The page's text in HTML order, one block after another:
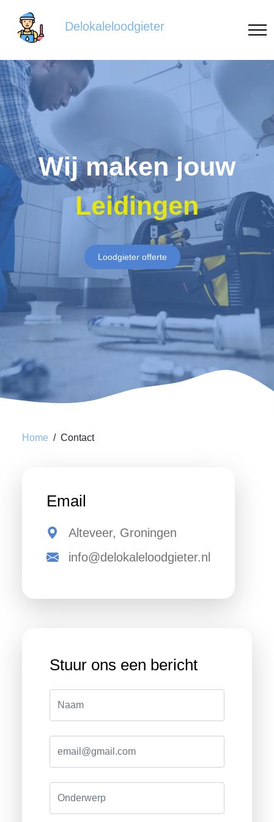
Delokaleloodgieter
Wij maken jouw
Leidingen
Loodgieter offerte
Home Contact
Email
Alteveer, Groningen
info@delokaleloodgieter.nl
Stuur ons een bericht